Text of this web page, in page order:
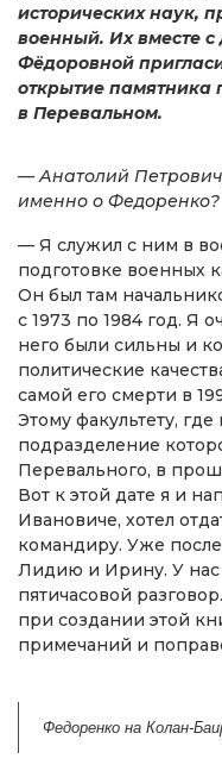
исторических наук,
военный. Их вместе
Фёдоровной
открытие памятника
в Перевальном.
— Анатолий
именно о Федоренко?
— Я служил с ним в
подготовке военных
Он был там
с 1973 по 1984 год. Я
него были сильны и
политические
самой его смерти в
Этому факультету,
подразделение
Перевального, в
Вот к этой дате я и
Ивановиче, хотел
командиру. Уже
Лидию и Ирину. У нас
пятичасовой
при создании этой
примечаний и
Федоренко на Колан-